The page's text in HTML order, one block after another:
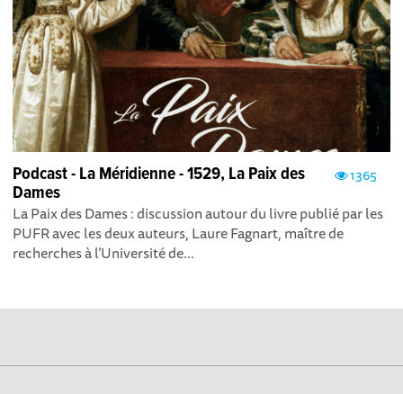
1365
Podcast - La Méridienne - 1529, La Paix des
Dames
La Paix des Dames : discussion autour du livre publié par les
PUFR avec les deux auteurs, Laure Fagnart, maître de
recherches à l’Université de...